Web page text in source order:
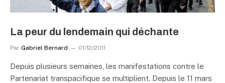
La peur du lendemain qui déchante
Par Gabriel Bernard 01/12/2011
Depuis plusieurs semaines, les manifestations contre le
Partenariat transpacifique se multiplient. Depuis le 11 mars